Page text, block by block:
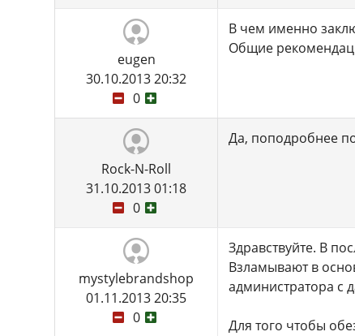
eugen
30.10.2013 20:32
0
В чем именно
Общие
Rock-N-Roll
31.10.2013 01:18
0
Да, поподробнее
mystylebrandshop
01.11.2013 20:35
0
Здравствуйте. В
Взламывают в
администратора с
Для того чтобы